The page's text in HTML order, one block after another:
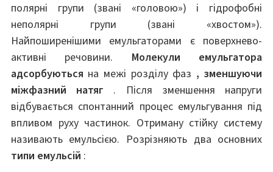
полярні групи (звані «головою») і гідрофобні
неполярні групи (звані «хвостом»).
Найпоширенішими емульгаторами є поверхнево-
активні речовини. Молекули емульгатора
адсорбуються на межі розділу фаз , зменшуючи
міжфазний натяг . Після зменшення напруги
відбувається спонтанний процес емульгування під
впливом руху частинок. Отриману стійку систему
називають емульсією. Розрізняють два основних
типи емульсій :